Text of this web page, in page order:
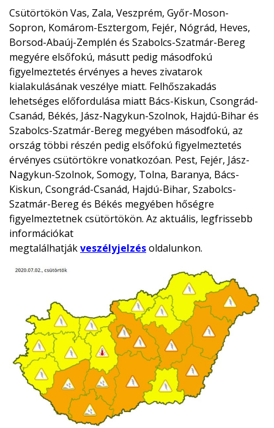
Csütörtökön Vas, Zala, Veszprém, Győr-Moson-
Sopron, Komárom-Esztergom, Fejér, Nógrád, Heves,
Borsod-Abaúj-Zemplén és Szabolcs-Szatmár-Bereg
megyére elsőfokú, másutt pedig másodfokú
figyelmeztetés érvényes a heves zivatarok
kialakulásának veszélye miatt. Felhőszakadás
lehetséges előfordulása miatt Bács-Kiskun, Csongrád-
Csanád, Békés, Jász-Nagykun-Szolnok, Hajdú-Bihar és
Szabolcs-Szatmár-Bereg megyében másodfokú, az
ország többi részén pedig elsőfokú figyelmeztetés
érvényes csütörtökre vonatkozóan. Pest, Fejér, Jász-
Nagykun-Szolnok, Somogy, Tolna, Baranya, Bács-
Kiskun, Csongrád-Csanád, Hajdú-Bihar, Szabolcs-
Szatmár-Bereg és Békés megyében hőségre
figyelmeztetnek csütörtökön. Az aktuális, legfrissebb
információkat
megtalálhatjákveszélyjelzésoldalunkon.